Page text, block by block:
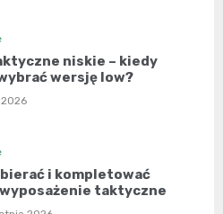
niskie – kiedy
wersję low?
i kompletować
taktyczne